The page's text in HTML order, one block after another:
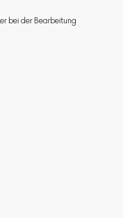
bei der Bearbeitung